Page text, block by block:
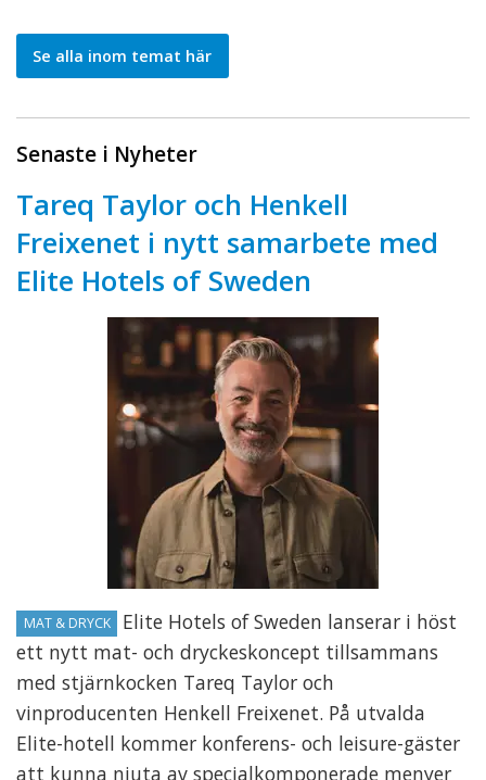
Se alla inom temat här
Senaste i Nyheter
Tareq Taylor och Henkell
Freixenet i nytt samarbete med
Elite Hotels of Sweden
MAT & DRYCK
Elite Hotels of Sweden lanserar i höst
ett nytt mat- och dryckeskoncept tillsammans
med stjärnkocken Tareq Taylor och
vinproducenten Henkell Freixenet. På utvalda
Elite-hotell kommer konferens- och leisure-gäster
att kunna njuta av specialkomponerade menyer